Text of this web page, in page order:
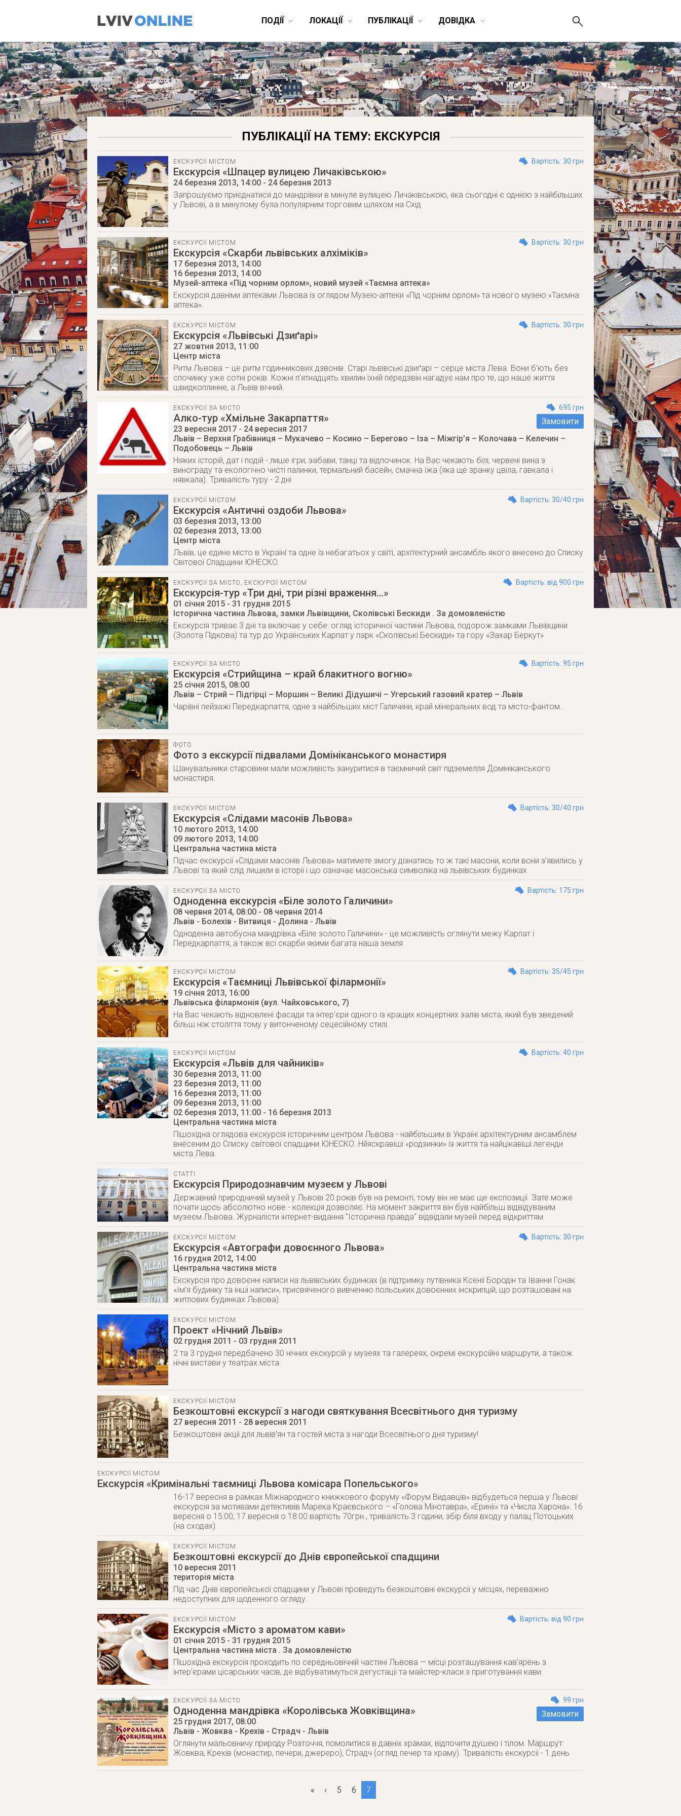
ПОДІЇ ЛОКАЦІЇ ПУБЛІКАЦІЇ ДОВІДКА
ПУБЛІКАЦІЇ НА ТЕМУ: ЕКСКУРСІЯ
ЕКСКУРСІЇ МІСТОМ Вартість: 30 грн
Екскурсія «Шпацер вулицею Личаківською»
24 березня 2013, 14:00 - 24 березня 2013
Запрошуємо приєднатися до мандрівки в минуле вулицею Личаківською, яка сьогодні є однією з найбільших
у Львові, а в минулому була популярним торговим шляхом на Схід.
ЕКСКУРСІЇ МІСТОМ Вартість: 30 грн
Екскурсія «Скарби львівських алхіміків»
17 березня 2013, 14:00
16 березня 2013, 14:00
Музей-аптека «Під чорним орлом», новий музей «Таємна аптека»
Екскурсія давніми аптеками Львова із оглядом Музею-аптеки «Під чорним орлом» та нового музею «Таємна
аптека».
ЕКСКУРСІЇ МІСТОМ Вартість: 30 грн
Екскурсія «Львівські Дзиґарі»
27 жовтня 2013, 11:00
Центр міста
Ритм Львова – це ритм годинникових дзвонів. Старі львівські дзиґарі – серце міста Лева. Вони б’ють без
спочинку уже сотні років. Кожні п’ятнадцять хвилин їхній передзвін нагадує нам про те, що наше життя
швидкоплинне, а Львів вічний.
ЕКСКУРСІЇ ЗА МІСТО 695 грн
Замовити
Алко-тур «Хмільне Закарпаття»
23 вересня 2017 - 24 вересня 2017
Львів – Верхня Грабівниця – Мукачево – Косино – Берегово – Іза – Міжгір’я – Колочава – Келечин –
Подобовець – Львів
Ніяких історій, дат і подій - лише ігри, забави, танці та відпочинок. На Вас чекають білі, червені вина з
винограду та екологічно чисті палинки, термальний басейн, смачна їжа (яка ще зранку цвіла, гавкала і
нявкала). Тривалість туру - 2 дні
ЕКСКУРСІЇ МІСТОМ Вартість: 30/40 грн
Екскурсія «Античні оздоби Львова»
03 березня 2013, 13:00
02 березня 2013, 13:00
Центр міста
Львів, це єдине місто в Україні та одне із небагатьох у світі, архітектурний ансамбль якого внесено до Списку
Світової Спадщини ЮНЕСКО.
ЕКСКУРСІЇ ЗА МІСТО , ЕКСКУРСІЇ МІСТОМ Вартість: від 900 грн
Екскурсія-тур «Три дні, три різні враження…»
01 січня 2015 - 31 грудня 2015
Історична частина Львова, замки Львівщини, Сколівські Бескиди . За домовленістю
Екскурсія триває 3 дні та включає у себе: огляд історичної частини Львова, подорож замками Львівщини
(Золота Підкова) та тур до Українських Карпат у парк «Сколівські Бескиди» та гору «Захар Беркут»
ЕКСКУРСІЇ ЗА МІСТО Вартість: 95 грн
Екскурсія «Стрийщина – край блакитного вогню»
25 січня 2015, 08:00
Львів – Стрий – Підгірці – Моршин – Великі Дідушичі – Угерський газовий кратер – Львів
Чарівні пейзажі Передкарпаття, одне з найбільших міст Галичини, край мінеральних вод та місто-фантом...
ФОТО
Фото з екскурсії підвалами Домініканського монастиря
Шанувальники старовини мали можливість зануритися в таємничий світ підземелля Домініканського
монастиря.
ЕКСКУРСІЇ МІСТОМ Вартість: 30/40 грн
Екскурсія «Слідами масонів Львова»
10 лютого 2013, 14:00
09 лютого 2013, 14:00
Центральна частина міста
Підчас екскурсії «Слідами масонів Львова» матимете змогу дізнатись то ж такі масони, коли вони з’явились у
Львові та який слід лишили в історії і що означає масонська символіка на львівських будинках
ЕКСКУРСІЇ ЗА МІСТО Вартість: 175 грн
Одноденна екскурсія «Біле золото Галичини»
08 червня 2014, 08:00 - 08 червня 2014
Львів - Болехів - Витвиця - Долина - Львів
Одноденна автобусна мандрівка «Біле золото Галичини» - це можливість оглянути межу Карпат і
Передкарпаття, а також всі скарби якими багата наша земля
ЕКСКУРСІЇ МІСТОМ Вартість: 35/45 грн
Екскурсія «Таємниці Львівської філармонії»
19 січня 2013, 16:00
Львівська філармонія (вул. Чайковського, 7)
На Вас чекають відновлені фасади та інтер'єри одного із кращих концертних залів міста, який був зведений
більш ніж століття тому у витонченому сецесійному стилі.
ЕКСКУРСІЇ МІСТОМ Вартість: 40 грн
Екскурсія «Львів для чайників»
30 березня 2013, 11:00
23 березня 2013, 11:00
16 березня 2013, 11:00
09 березня 2013, 11:00
02 березня 2013, 11:00 - 16 березня 2013
Центральна частина міста
Пішохідна оглядова екскурсія історичним центром Львова - найбільшим в Україні архітектурним ансамблем
внесеним до Списку світової спадщини ЮНЕСКО. Нйяскравіші «родзинки» із життя та найцікавіші легенди
міста Лева.
СТАТТІ
Екскурсія Природознавчим музеєм у Львові
Державний природничий музей у Львові 20 років був на ремонті, тому він не має ще експозиції. Зате може
почати щось абсолютно нове - колекція дозволяє. На момент закриття він був найбільш відвідуваним
музеєм Львова. Журналісти інтернет-видання "Історична правда" відвідали музей перед відкриттям.
ЕКСКУРСІЇ МІСТОМ Вартість: 30 грн
Екскурсія «Автографи довоєнного Львова»
16 грудня 2012, 14:00
Центральна частина міста
Екскурсія про довоєнні написи на львівських будинках (в підтримку путівника Ксенії Бородін та Іванни Гонак
«Ім’я будинку та інші написи», присвяченого вивченню польських довоєнних інскрипцій, що розташовані на
житлових будинках Львова).
ЕКСКУРСІЇ МІСТОМ
Проект «Нічний Львів»
02 грудня 2011 - 03 грудня 2011
2 та 3 грудня передбачено 30 нічних екскурсій у музеях та галереях, окремі екскурсійні маршрути, а також
нічні вистави у театрах міста.
ЕКСКУРСІЇ МІСТОМ
Безкоштовні екскурсії з нагоди святкування Всесвітнього дня туризму
27 вересня 2011 - 28 вересня 2011
Безкоштовні акції для львів'ян та гостей міста з нагоди Всесвітнього дня туризму!
ЕКСКУРСІЇ МІСТОМ
Екскурсія «Кримінальні таємниці Львова комісара Попельського»
16-17 вересня в рамках Міжнародного книжкового форуму «Форум Видавців» відбудеться перша у Львові
екскурсія за мотивами детективів Марека Краєвського – «Голова Мінотавра», «Еринії» та «Числа Харона». 16
вересня о 15:00, 17 вересня о 18:00 вартість 70грн., тривалість 3 години, збір біля входу у палац Потоцьких
(на сходах).
ЕКСКУРСІЇ МІСТОМ
Безкоштовні екскурсії до Днів європейської спадщини
10 вересня 2011
територія міста
Під час Днів європейської спадщини у Львові проведуть безкоштовні екскурсії у місцях, переважно
недоступних для щоденного огляду.
ЕКСКУРСІЇ МІСТОМ Вартість: від 90 грн
Екскурсія «Місто з ароматом кави»
01 січня 2015 - 31 грудня 2015
Центральна частина міста . За домовленістю
Пішохідна екскурсія проходить по середньовічній частині Львова — місці розташування кав’ярень з
інтер’єрами цісарських часів, де відбуватимуться дегустації та майстер-класи з приготування кави.
ЕКСКУРСІЇ ЗА МІСТО 99 грн
Замовити
Одноденна мандрівка «Королівська Жовківщина»
25 грудня 2017, 08:00
Львів - Жовква - Крехів - Страдч - Львів
Оглянути мальовничу природу Розточчя, помолитися в давніх храмах, відпочити душею і тілом. Маршрут:
Жовква, Крехів (монастир, печери, джереро), Страдч (огляд печер та храму). Тривалість екскурсії - 1 день
« ‹ 5 6 7